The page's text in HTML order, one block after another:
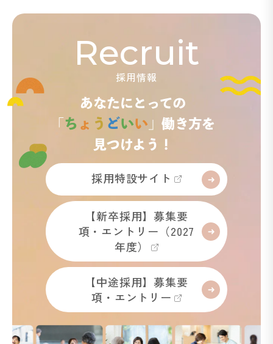
Recruit
採用情報
採用特設サイト
【新卒採用】募集要
項・エントリー（2027
年度）
【中途採用】募集要
項・エントリー